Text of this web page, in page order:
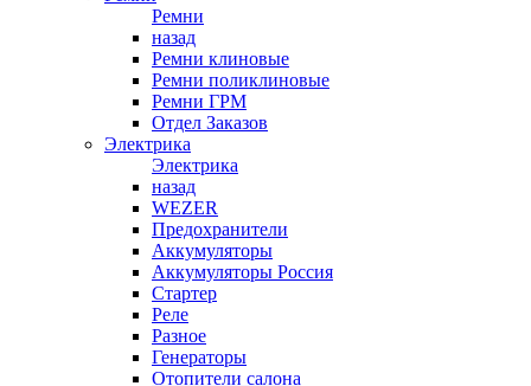
Ремни
назад
Ремни клиновые
Ремни поликлиновые
Ремни ГРМ
Отдел Заказов
Электрика
Электрика
назад
WEZER
Предохранители
Аккумуляторы
Аккумуляторы Россия
Стартер
Реле
Разное
Генераторы
Отопители салона